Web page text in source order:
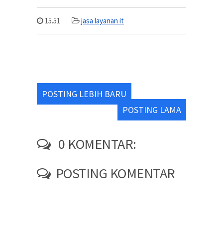
15.51 jasa layanan it
POSTING LEBIH BARU
POSTING LAMA
0 KOMENTAR:
POSTING KOMENTAR